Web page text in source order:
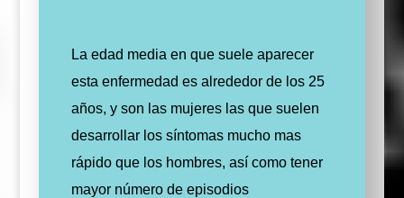
La edad media en que suele aparecer
esta enfermedad es alrededor de los 25
años, y son las mujeres las que suelen
desarrollar los síntomas mucho mas
rápido que los hombres, así como tener
mayor número de episodios